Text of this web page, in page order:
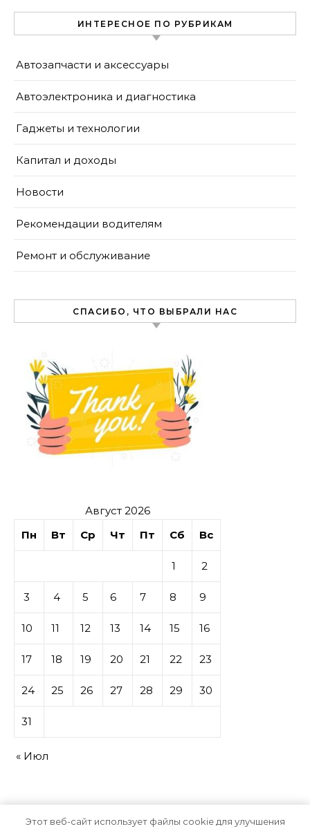
ИНТЕРЕСНОЕ ПО РУБРИКАМ
Автозапчасти и аксессуары
Автоэлектроника и диагностика
Гаджеты и технологии
Капитал и доходы
Новости
Рекомендации водителям
Ремонт и обслуживание
СПАСИБО, ЧТО ВЫБРАЛИ НАС
Август 2026
Пн
Вт Ср Чт Пт Сб Вс
1 2
3 4 5 6 7 8 9
10 11 12 13 14 15 16
17 18 19 20 21 22 23
24 25 26 27 28 29 30
31
« Июл
Этот веб-сайт использует файлы cookie для улучшения